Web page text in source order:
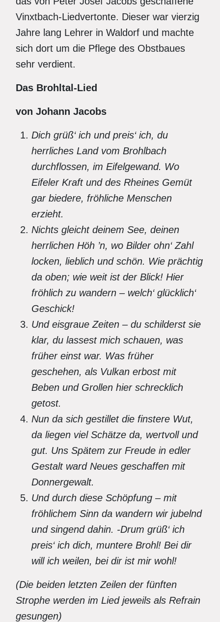
Vinxtbach-Liedvertonte. Dieser war vierzig
Jahre lang Lehrer in Waldorf und machte
sich dort um die Pflege des Obstbaues
sehr verdient.
Das Brohltal-Lied
von Johann Jacobs
Dich grüß‘ ich und preis‘ ich, du
herrliches Land vom Brohlbach
durchflossen, im Eifelgewand. Wo
Eifeler Kraft und des Rheines Gemüt
gar biedere, fröhliche Menschen
erzieht.
Nichts gleicht deinem See, deinen
herrlichen Höh ’n, wo Bilder ohn‘ Zahl
locken, lieblich und schön. Wie prächtig
da oben; wie weit ist der Blick! Hier
fröhlich zu wandern – welch‘ glücklich‘
Geschick!
Und eisgraue Zeiten – du schilderst sie
klar, du lassest mich schauen, was
früher einst war. Was früher
geschehen, als Vulkan erbost mit
Beben und Grollen hier schrecklich
getost.
Nun da sich gestillet die finstere Wut,
da liegen viel Schätze da, wertvoll und
gut. Uns Spätem zur Freude in edler
Gestalt ward Neues geschaffen mit
Donnergewalt.
Und durch diese Schöpfung – mit
fröhlichem Sinn da wandern wir jubelnd
und singend dahin. -Drum grüß‘ ich
preis‘ ich dich, muntere Brohl! Bei dir
will ich weilen, bei dir ist mir wohl!
(Die beiden letzten Zeilen der fünften
Strophe werden im Lied jeweils als Refrain
gesungen)